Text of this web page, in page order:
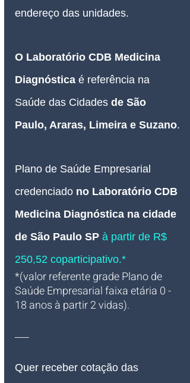
endereço das unidades.
O Laboratório CDB Medicina
Diagnóstica é referência na
Saúde das Cidades de São
Paulo, Araras, Limeira e Suzano.
Plano de Saúde Empresarial
credenciado no Laboratório CDB
Medicina Diagnóstica na cidade
de São Paulo SP à partir de R$
250,52 coparticipativo.*
*(valor referente grade Plano de
Saúde Empresarial faixa etária 0 -
18 anos à partir 2 vidas).
___
Quer receber cotação das